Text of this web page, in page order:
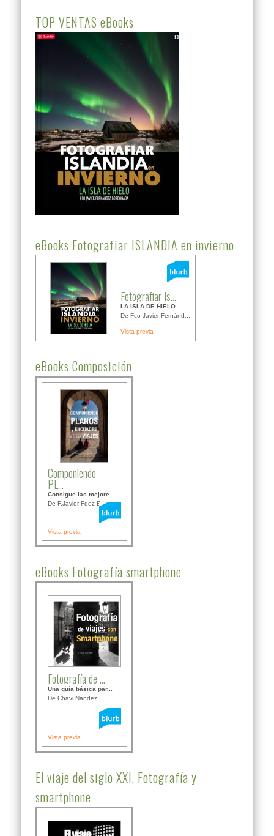
TOP VENTAS eBooks
eBooks Fotografiar ISLANDIA en invierno
Fotografiar Is...
LA ISLA DE HIELO
De Fco Javier Fernánd...
Vista previa
eBooks Composición
Componiendo
PL...
Consigue las mejore...
De F.Javier Fdez Bor...
Vista previa
eBooks Fotografía smartphone
Fotografía de ...
Una guía básica par...
De Chavi Nandez
Vista previa
El viaje del siglo XXI, Fotografía y
smartphone